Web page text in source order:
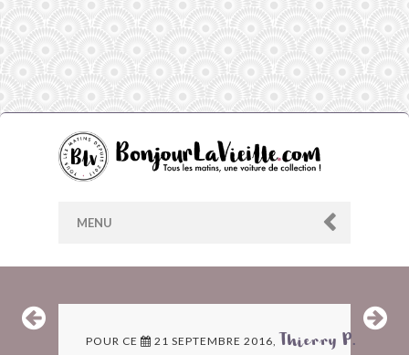
MENU
POUR CE 21 SEPTEMBRE 2016, Thierry P.